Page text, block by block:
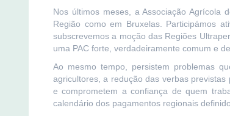
Nos últimos meses, a Associação
Região como em Bruxelas. Participámos
subscrevemos a moção das Regiões
uma PAC forte, verdadeiramente comum e
Ao mesmo tempo, persistem problemas
agricultores, a redução das verbas
e comprometem a confiança de quem
calendário dos pagamentos regionais